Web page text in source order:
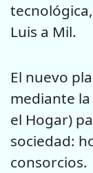
Luis a Mil.
El nuevo
mediante la
el Hogar)
sociedad:
consorcios.